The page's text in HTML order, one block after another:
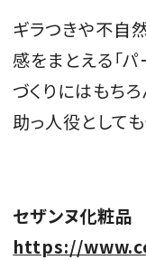
ギラつきや不自
感をまとえる「パ
づくりにはもち
助っ人役として
セザンヌ化粧品
https://